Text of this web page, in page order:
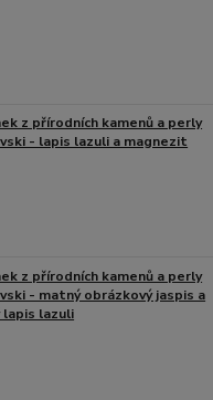
z přírodních kamenů a perly
- lapis lazuli a magnezit
z přírodních kamenů a perly
- matný obrázkový jaspis a
lapis lazuli